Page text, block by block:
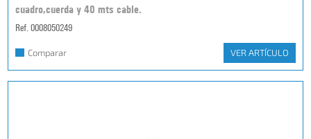
cuadro,cuerda y 40 mts cable.
Ref. 0008050249
Comparar VER ARTÍCULO